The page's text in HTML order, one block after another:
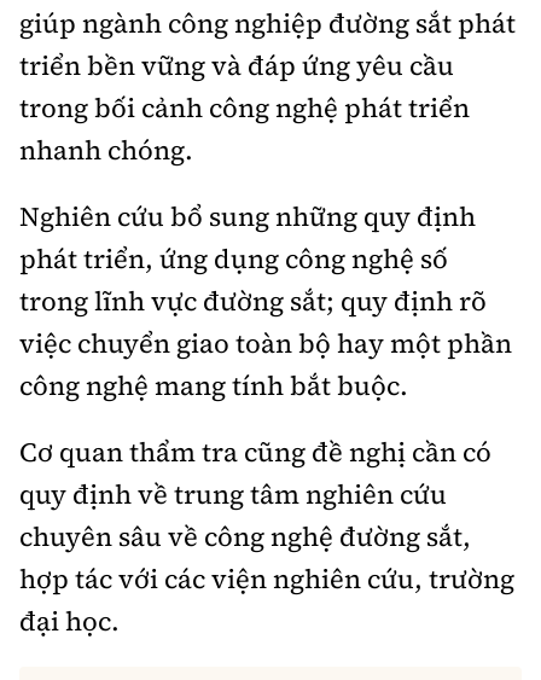
giúp ngành công nghiệp đường sắt phát
triển bền vững và đáp ứng yêu cầu
trong bối cảnh công nghệ phát triển
nhanh chóng.
Nghiên cứu bổ sung những quy định
phát triển, ứng dụng công nghệ số
trong lĩnh vực đường sắt; quy định rõ
việc chuyển giao toàn bộ hay một phần
công nghệ mang tính bắt buộc.
Cơ quan thẩm tra cũng đề nghị cần có
quy định về trung tâm nghiên cứu
chuyên sâu về công nghệ đường sắt,
hợp tác với các viện nghiên cứu, trường
đại học.